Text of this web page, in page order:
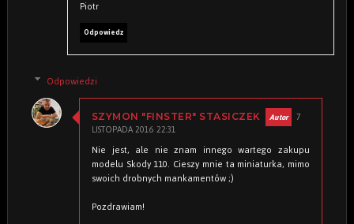
Piotr
Odpowiedz
Odpowiedzi
SZYMON "FINSTER" STASICZEK 7
LISTOPADA 2016 22:31
Nie jest, ale nie znam innego wartego zakupu
modelu Skody 110. Cieszy mnie ta miniaturka, mimo
swoich drobnych mankamentów ;)
Pozdrawiam!